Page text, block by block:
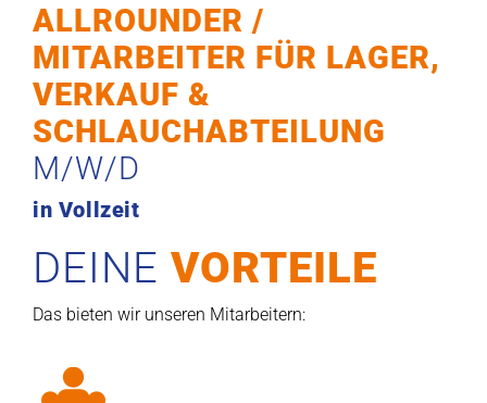
Technischer Mitarbeiter für Lager, Verkauf &
Schlauchfertigung – GP
ALLROUNDER /
MITARBEITER FÜR LAGER,
VERKAUF &
SCHLAUCHABTEILUNG
M/W/D
in Vollzeit
DEINE VORTEILE
Das bieten wir unseren Mitarbeitern: